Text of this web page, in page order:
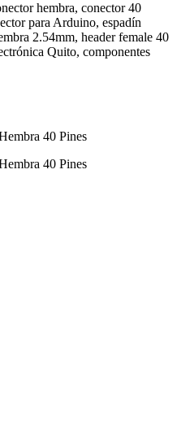
hembra, conector 40
para Arduino, espadín
2.54mm, header female 40
Quito, componentes